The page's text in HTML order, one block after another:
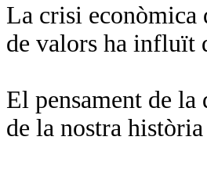
La crisi econòmica
de valors ha influït
El pensament de la
de la nostra